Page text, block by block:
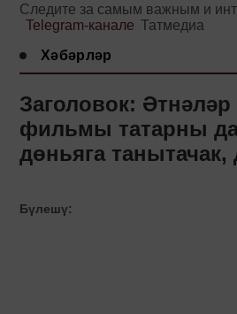
Следите за самым важным и
Telegram-канале Татмедиа
Хәбәрләр
Заголовок:
фильмы татарны
дөньяга
Бүлешү: